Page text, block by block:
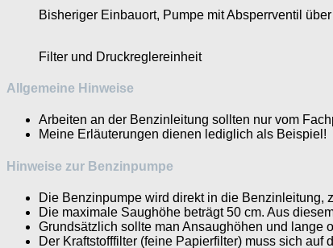
Bisheriger Einbauort, Pumpe mit Absperrventil
Filter und Druckreglereinheit
Allgemeine Hinweise
Arbeiten an der Benzinleitung sollten nur vom
Meine Erläuterungen dienen lediglich als Beispiel!
Hinweise zur Benzinpumpe
Die Benzinpumpe wird direkt in die Benzinleitung,
Die maximale Saughöhe beträgt 50 cm. Aus
Grundsätzlich sollte man Ansaughöhen und lange
Der Kraftstofffilter (feine Papierfilter) muss sich